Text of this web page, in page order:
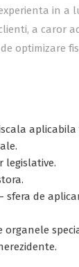
a caror
optimizare
aplicabila
legislative.
de